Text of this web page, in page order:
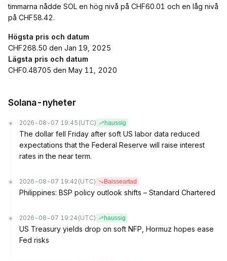
timmarna nådde SOL en hög nivå på CHF60.01 och en låg nivå
på CHF58.42.
Högsta pris och datum
CHF268.50 den Jan 19, 2025
Lägsta pris och datum
CHF0.48705 den May 11, 2020
Solana-nyheter
2026-08-07 19:45 (UTC) haussig
The dollar fell Friday after soft US labor data reduced
expectations that the Federal Reserve will raise interest
rates in the near term.
2026-08-07 19:42 (UTC) Baisseartad
Philippines: BSP policy outlook shifts – Standard Chartered
2026-08-07 19:24 (UTC) haussig
US Treasury yields drop on soft NFP, Hormuz hopes ease
Fed risks